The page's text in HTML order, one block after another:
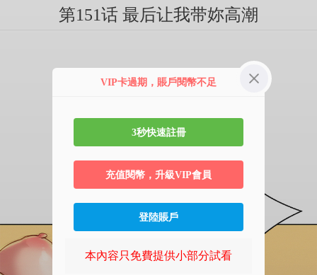
第151话 最后让我带妳高潮
VIP卡過期，賬戶閱幣不足
3秒快速註冊
充值閱幣，升級VIP會員
登陸賬戶
本內容只免費提供小部分試看